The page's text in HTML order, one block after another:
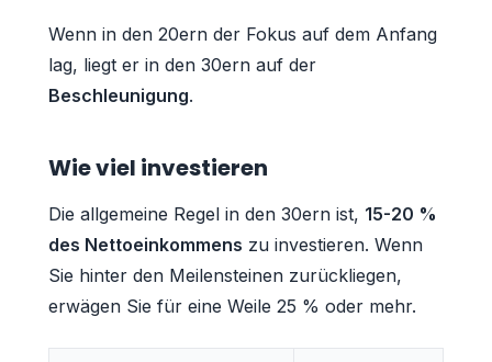
Wenn in den 20ern der Fokus auf dem Anfang
lag, liegt er in den 30ern auf der
Beschleunigung.
Wie viel investieren
Die allgemeine Regel in den 30ern ist, 15-20 %
des Nettoeinkommens zu investieren. Wenn
Sie hinter den Meilensteinen zurückliegen,
erwägen Sie für eine Weile 25 % oder mehr.